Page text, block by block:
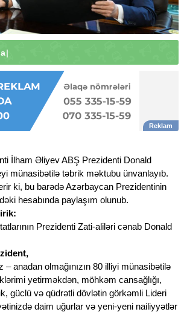
al
İlham Əliyev ABŞ Prezidenti Donald
münasibətilə təbrik məktubu ünvanlayıb.
ki, bu barədə Azərbaycan Prezidentinin
hesabında paylaşım olunub.
Prezidenti Zati-aliləri cənab Donald
anadan olmağınızın 80 illiyi münasibətilə
yetirməkdən, möhkəm cansağlığı,
güclü və qüdrətli dövlətin görkəmli Lideri
daim uğurlar və yeni-yeni nailiyyətlər